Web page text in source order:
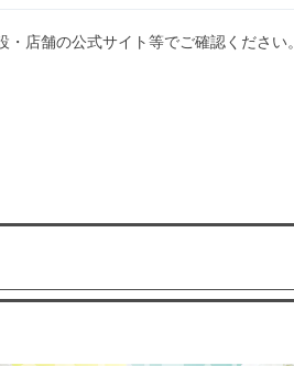
店舗の公式サイト等でご確認ください。